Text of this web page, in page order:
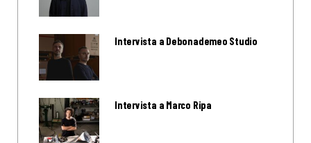
Intervista a Debonademeo Studio
Intervista a Marco Ripa